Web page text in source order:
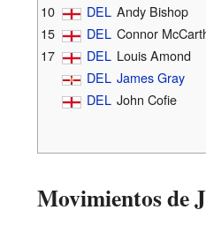
10
DEL Andy Bishop
15
DEL Connor
17
DEL Louis Amond
DEL James Gray
DEL John Cofie
Movimientos de